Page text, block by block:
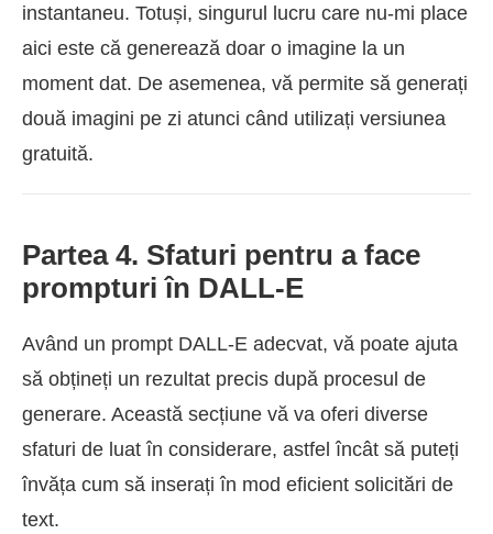
instantaneu. Totuși, singurul lucru care nu-mi place
aici este că generează doar o imagine la un
moment dat. De asemenea, vă permite să generați
două imagini pe zi atunci când utilizați versiunea
gratuită.
Partea 4. Sfaturi pentru a face
prompturi în DALL-E
Având un prompt DALL-E adecvat, vă poate ajuta
să obțineți un rezultat precis după procesul de
generare. Această secțiune vă va oferi diverse
sfaturi de luat în considerare, astfel încât să puteți
învăța cum să inserați în mod eficient solicitări de
text.